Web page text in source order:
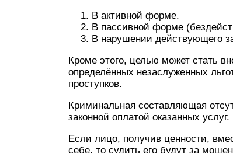
В активной форме.
В пассивной форме
В нарушении действующего
Кроме этого, целью может стать
определённых незаслуженных
проступков.
Криминальная составляющая
законной оплатой оказанных услуг.
Если лицо, получив ценности,
себе, то судить его будут за